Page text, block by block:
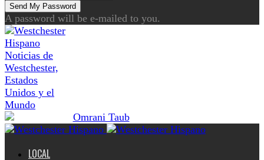
A password will be e-mailed to you.
Noticias de
Westchester,
Estados
Unidos y el
Mundo
LOCAL